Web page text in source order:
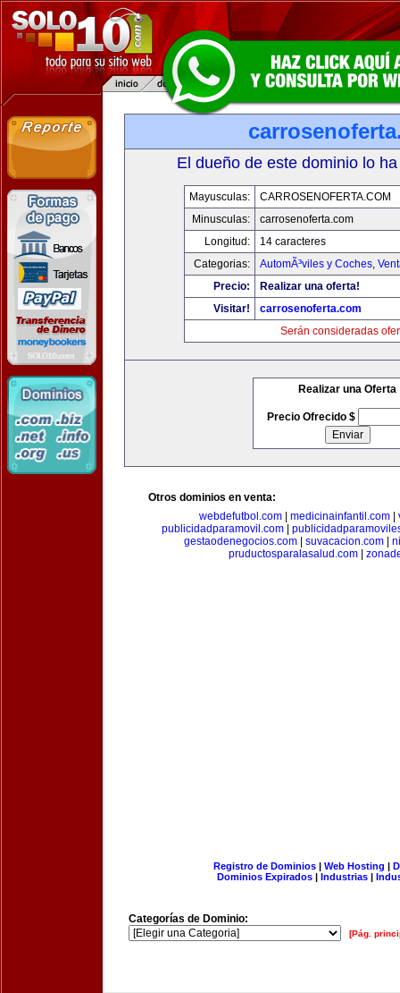
El dueño de este dominio lo
Mayusculas:
CARROSENOFERTA.COM
Minusculas:
carrosenoferta.com
Longitud:
14 caracteres
Categorias:
AutomÃ³viles y Coches,
Precio:
Realizar una oferta!
Visitar!
carrosenoferta.com
Serán consideradas
Realizar una Oferta
Precio Ofrecido $
Otros dominios en venta:
webdefutbol.com
medicinainfantil.com
publicidadparamovil.com
gestaodenegocios.com| suvacacion.com|
pruductosparalasalud.com|
Registro de Dominios| Web Hosting |
Dominios Expirados | Industrias |
Categorías de Dominio:
[Pág.